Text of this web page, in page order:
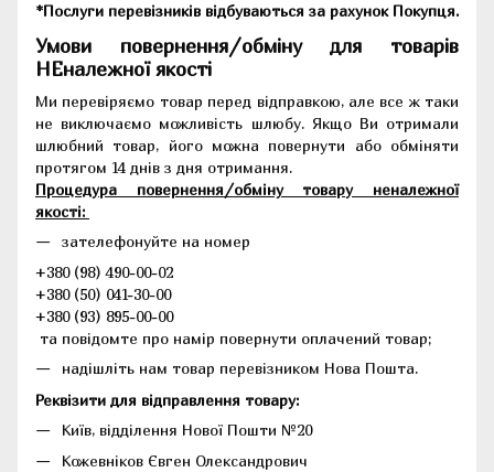
*Послуги перевізників відбуваються за рахунок Покупця.
Умови повернення/обміну для товарів
НЕналежної якості
Ми перевіряємо товар перед відправкою, але все ж таки
не виключаємо можливість шлюбу. Якщо Ви отримали
шлюбний товар, його можна повернути або обміняти
протягом 14 днів з дня отримання.
Процедура повернення/обміну товару неналежної
якості:
зателефонуйте на номер
+380 (98) 490-00-02
+380 (50) 041-30-00
+380 (93) 895-00-00
та повідомте про намір повернути оплачений товар;
надішліть нам товар перевізником Нова Пошта.
Реквізити для відправлення товару:
Київ, відділення Нової Пошти №20
Кожевніков Євген Олександрович